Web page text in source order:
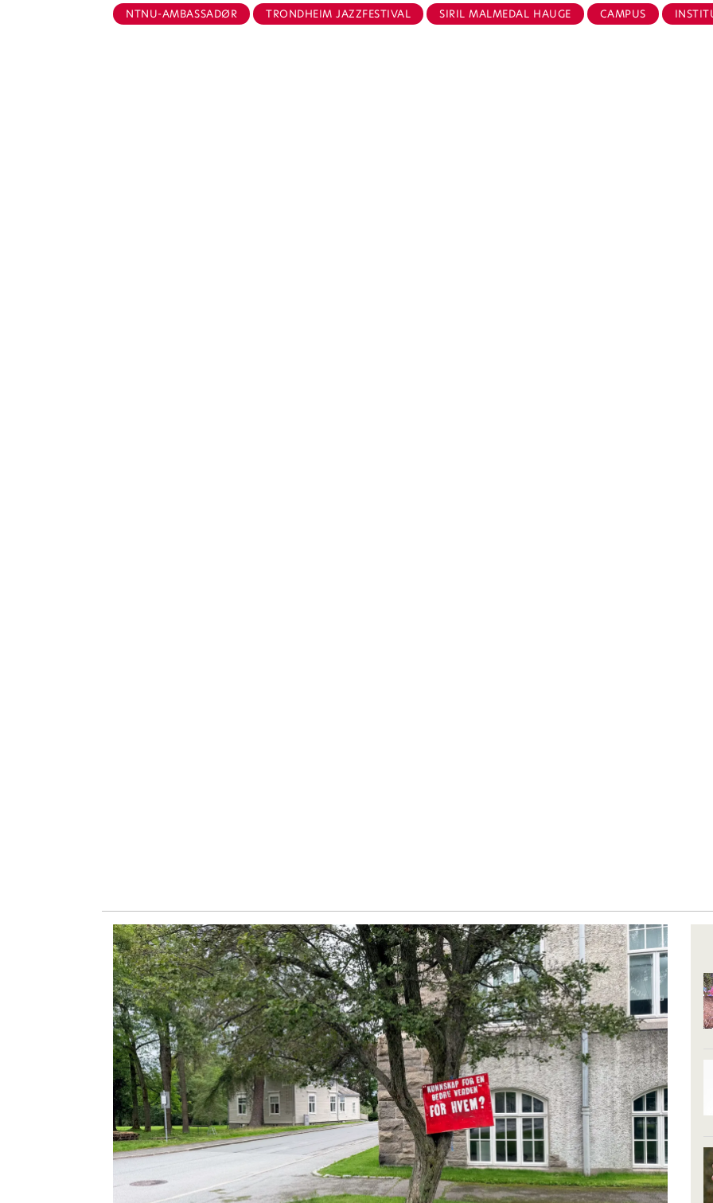
NTNU-AMBASSADØR TRONDHEIM JAZZFESTIVAL SIRIL MALMEDAL HAUGE CAMPUS